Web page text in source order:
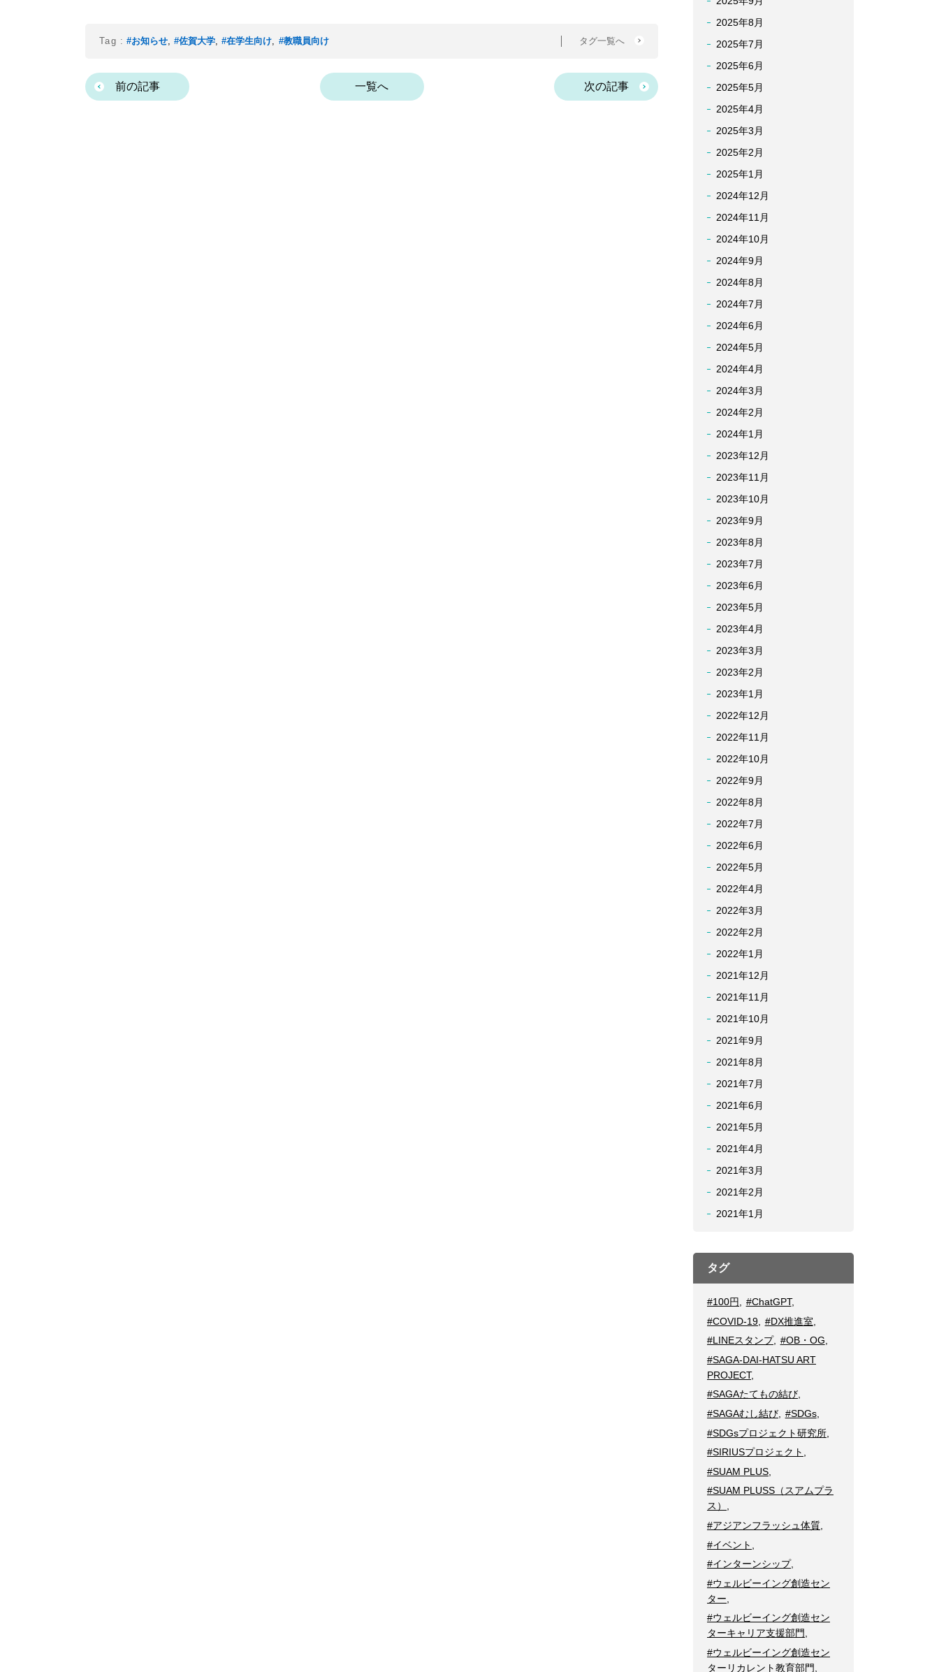
Tag : #お知らせ, #佐賀大学, #在学生向け, #教職員向け タグ一覧へ
前の記事 一覧へ 次の記事
2025年8月
2025年7月
2025年6月
2025年5月
2025年4月
2025年3月
2025年2月
2025年1月
2024年12月
2024年11月
2024年10月
2024年9月
2024年8月
2024年7月
2024年6月
2024年5月
2024年4月
2024年3月
2024年2月
2024年1月
2023年12月
2023年11月
2023年10月
2023年9月
2023年8月
2023年7月
2023年6月
2023年5月
2023年4月
2023年3月
2023年2月
2023年1月
2022年12月
2022年11月
2022年10月
2022年9月
2022年8月
2022年7月
2022年6月
2022年5月
2022年4月
2022年3月
2022年2月
2022年1月
2021年12月
2021年11月
2021年10月
2021年9月
2021年8月
2021年7月
2021年6月
2021年5月
2021年4月
2021年3月
2021年2月
2021年1月
タグ
#100円 #ChatGPT,
#COVID-19
#DX推進室
#LINEスタンプ, #OB・OG
#SAGA-DAI-HATSU ART
PROJECT,
#SAGAたてもの結び,
#SAGAむし結び
#SDGs,
#SDGsプロジェクト研究所
#SIRIUSプロジェクト
#SUAM PLUS
#SUAM PLUSS（スアムプラ
ス） ,
#アジアンフラッシュ体質
#イベント
#インターンシップ,
#ウェルビーイング創造セン
ター
#ウェルビーイング創造セン
ターキャリア支援部門,
#ウェルビーイング創造セン
ターリカレント教育部門